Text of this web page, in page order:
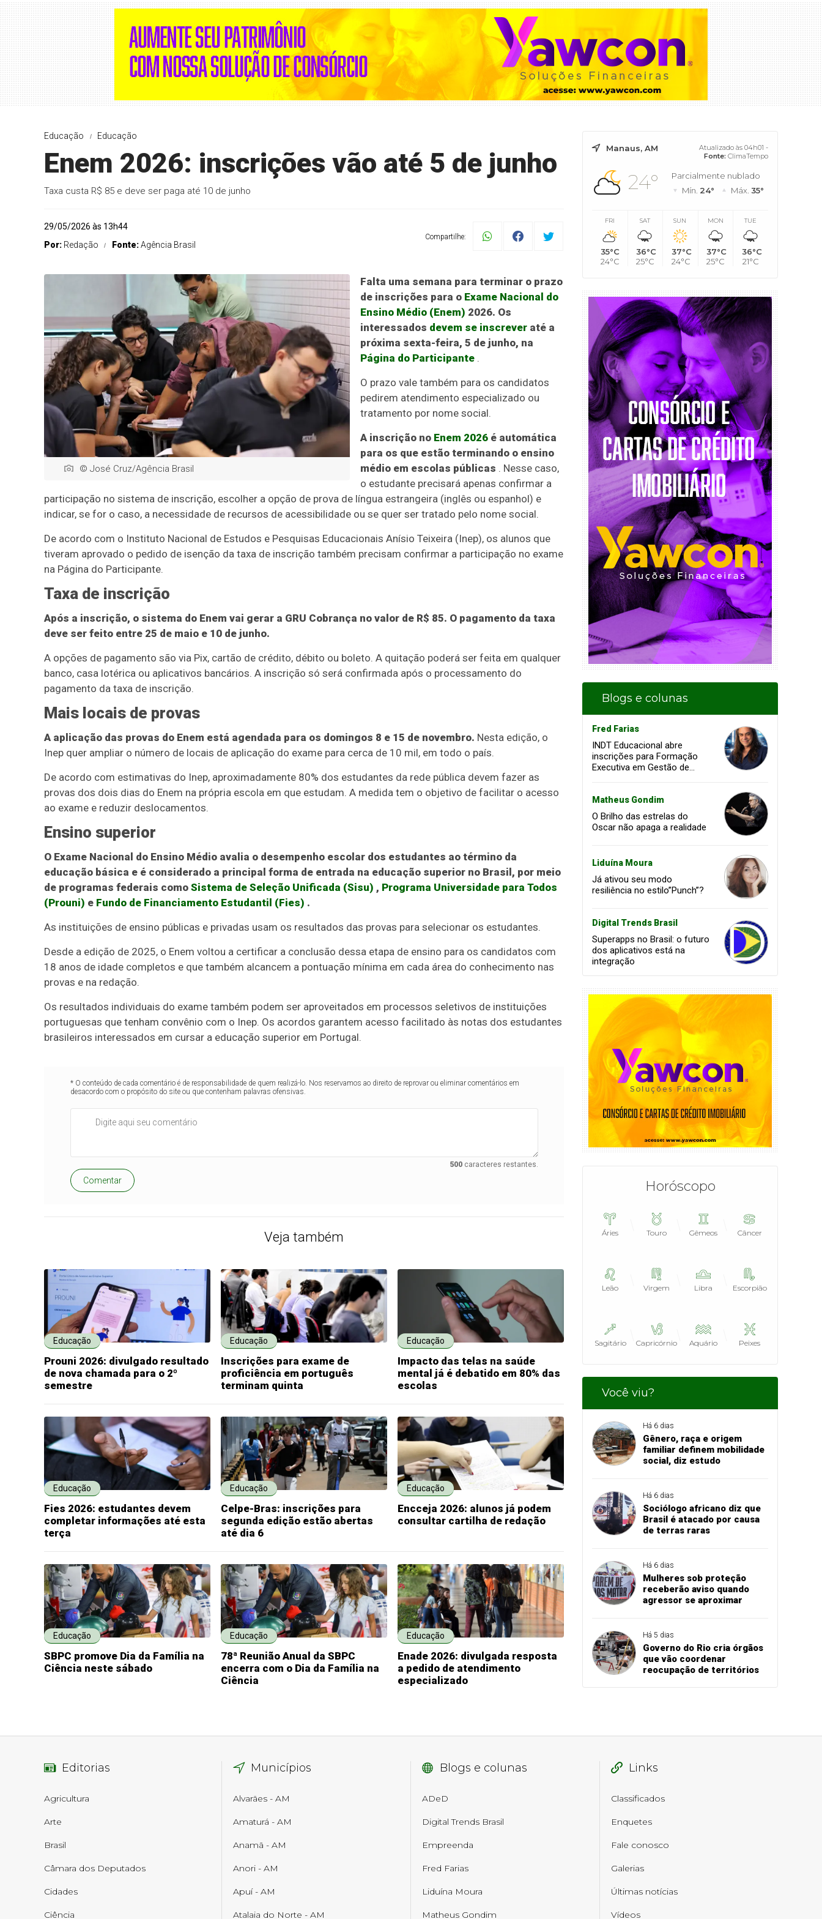
Educação Educação
Enem 2026: inscrições vão até 5 de junho
Taxa custa R$ 85 e deve ser paga até 10 de junho
29/05/2026 às 13h44
Por: Redação Fonte:Agência Brasil
Compartilhe:
© José Cruz/Agência Brasil
Falta uma semana para terminar o prazo
de inscrições para o Exame Nacional do
Ensino Médio (Enem) 2026. Os
interessados devem se inscrever até a
próxima sexta-feira, 5 de junho, na
Página do Participante .
O prazo vale também para os candidatos
pedirem atendimento especializado ou
tratamento por nome social.
A inscrição no Enem 2026 é automática
para os que estão terminando o ensino
médio em escolas públicas . Nesse caso,
o estudante precisará apenas confirmar a
participação no sistema de inscrição, escolher a opção de prova de língua estrangeira (inglês ou espanhol) e
indicar, se for o caso, a necessidade de recursos de acessibilidade ou se quer ser tratado pelo nome social.
De acordo com o Instituto Nacional de Estudos e Pesquisas Educacionais Anísio Teixeira (Inep), os alunos que
tiveram aprovado o pedido de isenção da taxa de inscrição também precisam confirmar a participação no exame
na Página do Participante.
Taxa de inscrição
Após a inscrição, o sistema do Enem vai gerar a GRU Cobrança no valor de R$ 85. O pagamento da taxa
deve ser feito entre 25 de maio e 10 de junho.
A opções de pagamento são via Pix, cartão de crédito, débito ou boleto. A quitação poderá ser feita em qualquer
banco, casa lotérica ou aplicativos bancários. A inscrição só será confirmada após o processamento do
pagamento da taxa de inscrição.
Mais locais de provas
A aplicação das provas do Enem está agendada para os domingos 8 e 15 de novembro. Nesta edição, o
Inep quer ampliar o número de locais de aplicação do exame para cerca de 10 mil, em todo o país.
De acordo com estimativas do Inep, aproximadamente 80% dos estudantes da rede pública devem fazer as
provas dos dois dias do Enem na própria escola em que estudam. A medida tem o objetivo de facilitar o acesso
ao exame e reduzir deslocamentos.
Ensino superior
O Exame Nacional do Ensino Médio avalia o desempenho escolar dos estudantes ao término da
educação básica e é considerado a principal forma de entrada na educação superior no Brasil, por meio
de programas federais como Sistema de Seleção Unificada (Sisu) , Programa Universidade para Todos
(Prouni) e Fundo de Financiamento Estudantil (Fies) .
As instituições de ensino públicas e privadas usam os resultados das provas para selecionar os estudantes.
Desde a edição de 2025, o Enem voltou a certificar a conclusão dessa etapa de ensino para os candidatos com
18 anos de idade completos e que também alcancem a pontuação mínima em cada área do conhecimento nas
provas e na redação.
Os resultados individuais do exame também podem ser aproveitados em processos seletivos de instituições
portuguesas que tenham convênio com o Inep. Os acordos garantem acesso facilitado às notas dos estudantes
brasileiros interessados em cursar a educação superior em Portugal.
* O conteúdo de cada comentário é de responsabilidade de quem realizá-lo. Nos reservamos ao direito de reprovar ou eliminar comentários em
desacordo com o propósito do site ou que contenham palavras ofensivas.
500caracteres restantes.
Comentar
Veja também
Educação
Prouni 2026: divulgado resultado
de nova chamada para o 2º
semestre
Educação
Inscrições para exame de
proficiência em português
terminam quinta
Educação
Impacto das telas na saúde
mental já é debatido em 80% das
escolas
Educação
Fies 2026: estudantes devem
completar informações até esta
terça
Educação
Celpe-Bras: inscrições para
segunda edição estão abertas
até dia 6
Educação
Encceja 2026: alunos já podem
consultar cartilha de redação
Educação
SBPC promove Dia da Família na
Ciência neste sábado
Educação
78ª Reunião Anual da SBPC
encerra com o Dia da Família na
Ciência
Educação
Enade 2026: divulgada resposta
a pedido de atendimento
especializado
Manaus, AM
Atualizado às 04h01 -
Fonte: ClimaTempo
24°
Parcialmente nublado
Mín. 24° Máx. 35°
FRI
35°C
24°C
SAT
36°C
25°C
SUN
37°C
24°C
MON
37°C
25°C
TUE
36°C
21°C
Blogs e colunas
Fred Farias
INDT Educacional abre
inscrições para Formação
Executiva em Gestão de
inovação
Matheus Gondim
O Brilho das estrelas do
Oscar não apaga a realidade
Liduína Moura
Já ativou seu modo
resiliência no estilo”Punch”?
Digital Trends Brasil
Superapps no Brasil: o futuro
dos aplicativos está na
integração
Horóscopo
Áries Touro Gêmeos Câncer
Leão Virgem Libra Escorpião
Sagitário Capricórnio Aquário Peixes
Você viu?
Há 6 dias
Gênero, raça e origem
familiar definem mobilidade
social, diz estudo
Há 6 dias
Sociólogo africano diz que
Brasil é atacado por causa
de terras raras
Há 6 dias
Mulheres sob proteção
receberão aviso quando
agressor se aproximar
Há 5 dias
Governo do Rio cria órgãos
que vão coordenar
reocupação de territórios
Editorias
Agricultura
Arte
Brasil
Câmara dos Deputados
Cidades
Ciência
Municípios
Alvarães - AM
Amaturá - AM
Anamã - AM
Anori - AM
Apuí - AM
Atalaia do Norte - AM
Blogs e colunas
ADeD
Digital Trends Brasil
Empreenda
Fred Farias
Liduína Moura
Matheus Gondim
Links
Classificados
Enquetes
Fale conosco
Galerias
Últimas notícias
Vídeos